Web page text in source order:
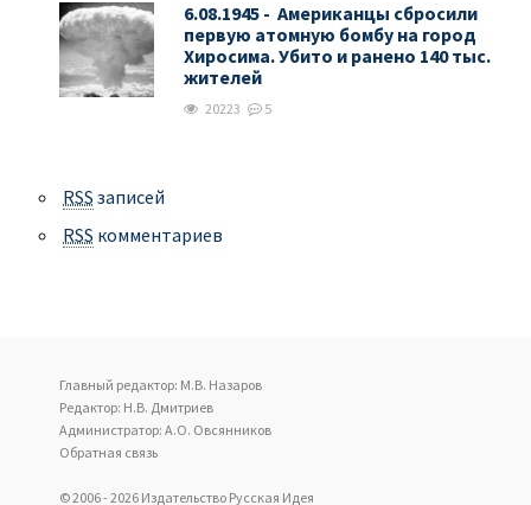
6.08.1945 - Американцы сбросили
первую атомную бомбу на город
Хиросима. Убито и ранено 140 тыс.
жителей
20223 5
RSS записей
RSS комментариев
Главный редактор: М.В. Назаров
Редактор: Н.В. Дмитриев
Администратор: А.О. Овсянников
Обратная связь
© 2006 - 2026 Издательство Русская Идея